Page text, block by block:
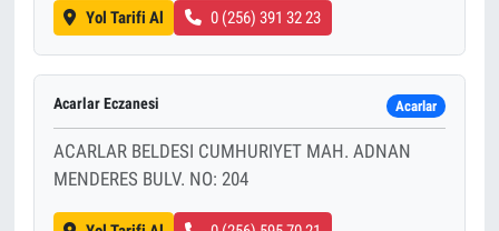
Yol Tarifi Al 0 (256) 391 32 23
Acarlar Eczanesi Acarlar
ACARLAR BELDESI CUMHURIYET MAH. ADNAN
MENDERES BULV. NO: 204